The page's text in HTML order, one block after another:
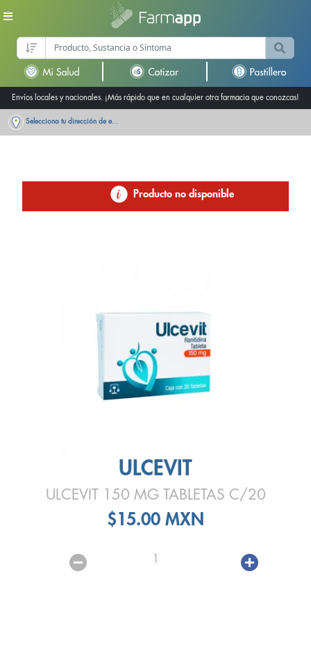
Envíos locales y nacionales. ¡Más rápido que en cualquier otra farmacia que conozcas!
Selecciona tu dirección de entrega
Producto no disponible
ULCEVIT
ULCEVIT 150 MG TABLETAS C/20
$15.00 MXN
1